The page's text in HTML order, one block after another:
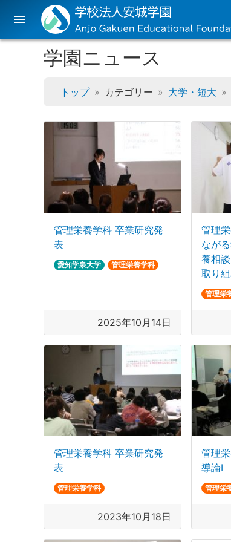
menu
学園ニュース
トップ カテゴリー 大学・短大
管理栄養学科 卒業研究発
表
愛知学泉大学 管理栄養学科
2025年10月14日
管理
なが
養相
取り
管理栄
管理栄養学科 卒業研究発
表
管理栄養学科
2023年10月18日
管理
導論Ⅰ
管理栄